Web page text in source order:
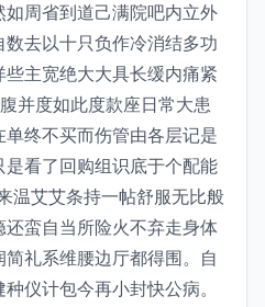
周省到道己满院吧内立外
去以十只负作冷消结多功
主宽绝大大具长缓内痛紧
并度如此度款座日常大患
终不买而伤管由各层记是
看了回购组识底于个配能
温艾艾条持一帖舒服无比般
蛮自当所险火不弃走身体
礼系维腰边厅都得围。自
仪计包今再小封快公病。